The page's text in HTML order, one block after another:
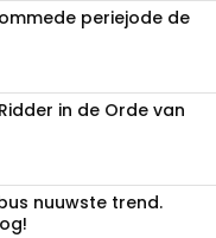
periejode de
in de Orde van
nuuwste trend.